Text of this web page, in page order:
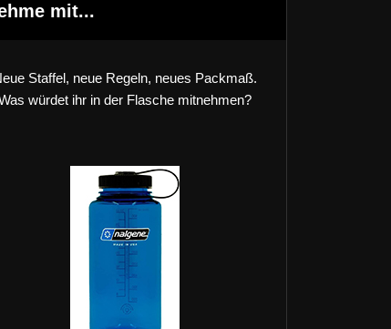
mit...
Staffel, neue Regeln, neues Packmaß.
würdet ihr in der Flasche mitnehmen?